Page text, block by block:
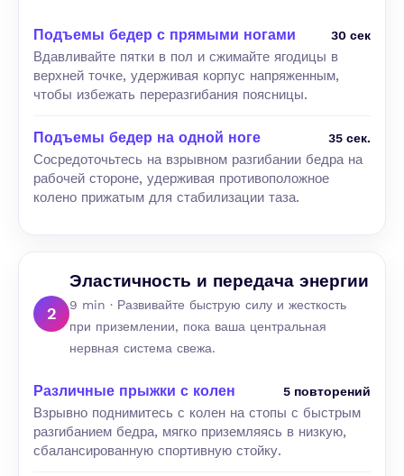
Подъемы бедер с прямыми ногами 30 сек
Вдавливайте пятки в пол и сжимайте ягодицы в
верхней точке, удерживая корпус напряженным,
чтобы избежать переразгибания поясницы.
Подъемы бедер на одной ноге 35 сек.
Сосредоточьтесь на взрывном разгибании бедра на
рабочей стороне, удерживая противоположное
колено прижатым для стабилизации таза.
2
Эластичность и передача энергии
9 min · Развивайте быструю силу и жесткость
при приземлении, пока ваша центральная
нервная система свежа.
Различные прыжки с колен 5 повторений
Взрывно поднимитесь с колен на стопы с быстрым
разгибанием бедра, мягко приземляясь в низкую,
сбалансированную спортивную стойку.